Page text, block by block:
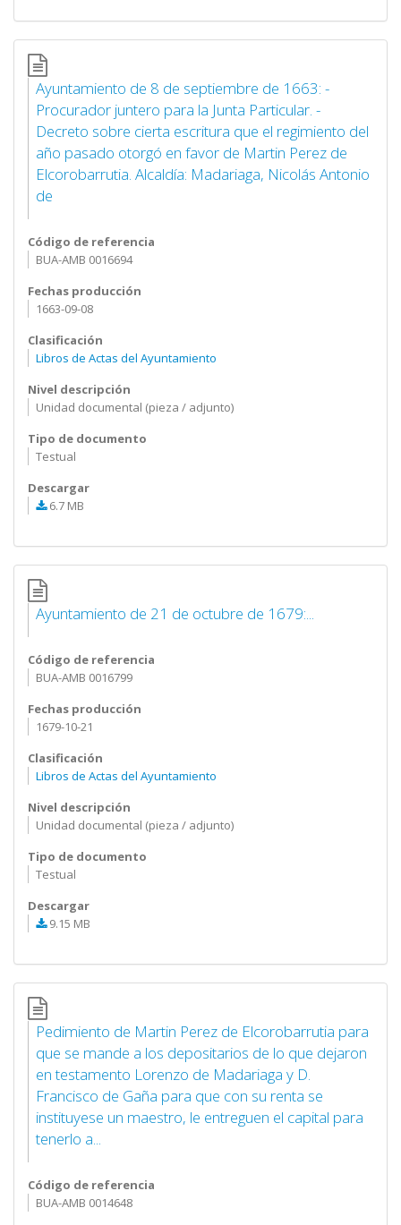
Ayuntamiento de 8 de septiembre de 1663: -
Procurador juntero para la Junta Particular. -
Decreto sobre cierta escritura que el regimiento del
año pasado otorgó en favor de Martin Perez de
Elcorobarrutia. Alcaldía: Madariaga, Nicolás Antonio
de
Código de referencia
BUA-AMB 0016694
Fechas producción
1663-09-08
Clasificación
Libros de Actas del Ayuntamiento
Nivel descripción
Unidad documental (pieza / adjunto)
Tipo de documento
Testual
Descargar
6.7 MB
Ayuntamiento de 21 de octubre de 1679:...
Código de referencia
BUA-AMB 0016799
Fechas producción
1679-10-21
Clasificación
Libros de Actas del Ayuntamiento
Nivel descripción
Unidad documental (pieza / adjunto)
Tipo de documento
Testual
Descargar
9.15 MB
Pedimiento de Martin Perez de Elcorobarrutia para
que se mande a los depositarios de lo que dejaron
en testamento Lorenzo de Madariaga y D.
Francisco de Gaña para que con su renta se
instituyese un maestro, le entreguen el capital para
tenerlo a...
Código de referencia
BUA-AMB 0014648